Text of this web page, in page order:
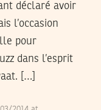
déclaré avoir
l’occasion
pour
dans l’esprit
[…]